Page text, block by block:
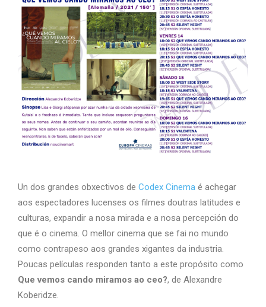
Un dos grandes obxectivos de Codex Cinema é achegar
aos espectadores lucenses os filmes doutras latitudes e
culturas, expandir a nosa mirada e a nosa percepción do
que é o cinema. O mellor cinema que se fai no mundo
como contrapeso aos grandes xigantes da industria.
Poucas películas responden tanto a este propósito como
Que vemos cando miramos ao ceo?, de Alexandre
Koberidze.